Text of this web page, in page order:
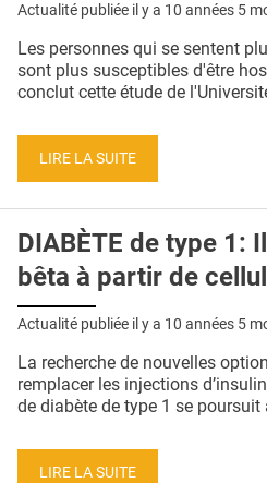
Actualité publiée il y a 10 années 5
Les personnes qui se sentent
sont plus susceptibles d'être
conclut cette étude de
LIRE LA SUITE
DIABÈTE de type 1:
bêta à partir de
Actualité publiée il y a 10 années 5
La recherche de nouvelles
remplacer les injections
de diabète de type 1 se poursuit
LIRE LA SUITE